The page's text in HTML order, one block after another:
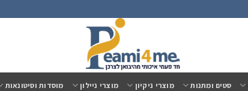
סטים ומתנות מוצרי ניקיון מוצרי ניילון מוסדות וסיטונאות